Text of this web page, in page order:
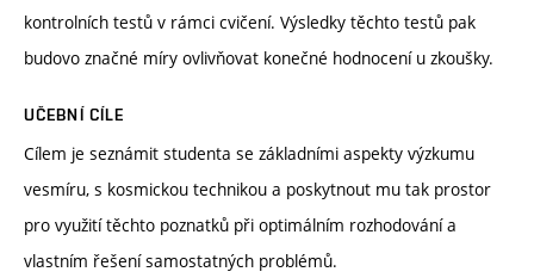
kontrolních testů v rámci cvičení. Výsledky těchto testů pak
budovo značné míry ovlivňovat konečné hodnocení u zkoušky.
UČEBNÍ CÍLE
Cílem je seznámit studenta se základními aspekty výzkumu
vesmíru, s kosmickou technikou a poskytnout mu tak prostor
pro využití těchto poznatků při optimálním rozhodování a
vlastním řešení samostatných problémů.